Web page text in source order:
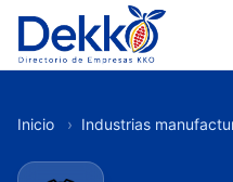
Inicio › Industrias